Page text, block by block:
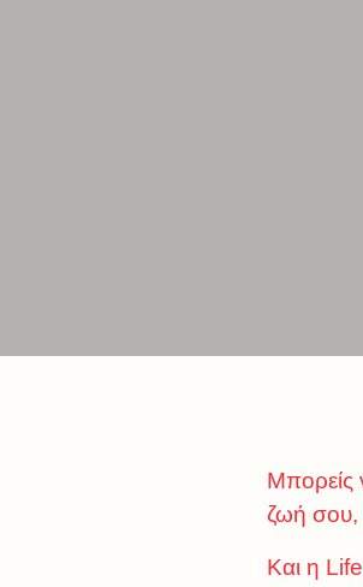
Μπορείς
ζωή σου,
Και η